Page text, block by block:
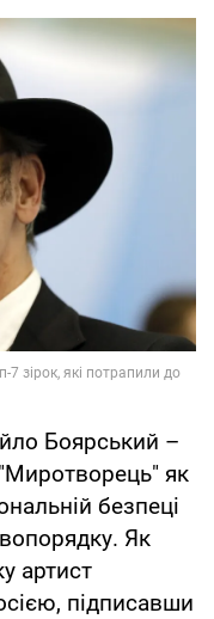
Боярський –
як
безпеці
Як
артист
підписавши